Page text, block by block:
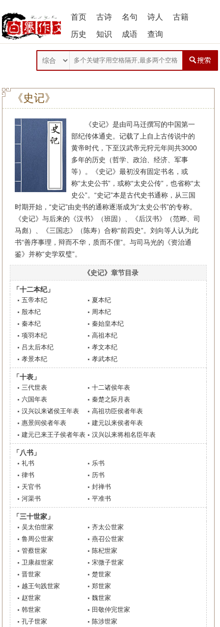
首页 古诗 名句 诗人 古籍
历史 知识 成语 查询
《史记》
《史记》是由司马迁撰写的中国第一
部纪传体通史。记载了上自上古传说中的
黄帝时代，下至汉武帝元狩元年间共3000
多年的历史（哲学、政治、经济、军事
等）。《史记》最初没有固定书名，或
称“太史公书”，或称“太史公传”，也省称“太
史公”。“史记”本是古代史书通称，从三国
时期开始，“史记”由史书的通称逐渐成为“太史公书”的专称。
《史记》与后来的《汉书》（班固）、《后汉书》（范晔、司
马彪）、《三国志》（陈寿）合称“前四史”。刘向等人认为此
书“善序事理，辩而不华，质而不俚”。与司马光的《资治通
鉴》并称“史学双璧”。
《史记》章节目录
「十二本纪」
五帝本纪
夏本纪
殷本纪
周本纪
秦本纪
秦始皇本纪
项羽本纪
高祖本纪
吕太后本纪
孝文本纪
孝景本纪
孝武本纪
「十表」
三代世表
十二诸侯年表
六国年表
秦楚之际月表
汉兴以来诸侯王年表
高祖功臣侯者年表
惠景间侯者年表
建元以来侯者年表
建元已来王子侯者年表
汉兴以来将相名臣年表
「八书」
礼书
乐书
律书
历书
天官书
封禅书
河渠书
平准书
「三十世家」
吴太伯世家
齐太公世家
鲁周公世家
燕召公世家
管蔡世家
陈杞世家
卫康叔世家
宋微子世家
晋世家
楚世家
越王句践世家
郑世家
赵世家
魏世家
韩世家
田敬仲完世家
孔子世家
陈涉世家